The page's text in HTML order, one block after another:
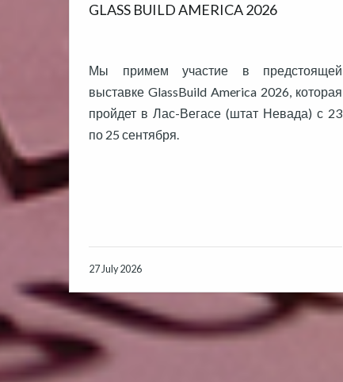
GLASS BUILD AMERICA 2026
Мы примем участие в предстоящей
выставке GlassBuild America 2026, которая
пройдет в Лас-Вегасе (штат Невада) с 23
по 25 сентября.
27 July 2026